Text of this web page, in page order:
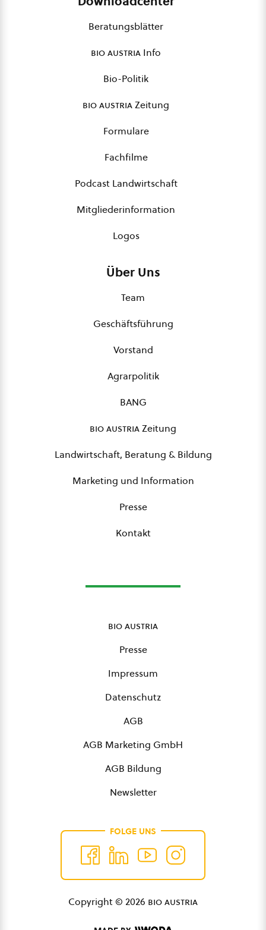
Beratungsblätter
bio austria Info
Bio-Politik
bio austriaZeitung
Formulare
Fachfilme
Podcast Landwirtschaft
Mitgliederinformation
Logos
Über Uns
Team
Geschäftsführung
Vorstand
Agrarpolitik
BANG
bio austriaZeitung
Landwirtschaft, Beratung & Bildung
Marketing und Information
Presse
Kontakt
bio austria
Presse
Impressum
Datenschutz
AGB
AGB Marketing GmbH
AGB Bildung
Newsletter
FOLGE UNS
Copyright © 2026 bio austria